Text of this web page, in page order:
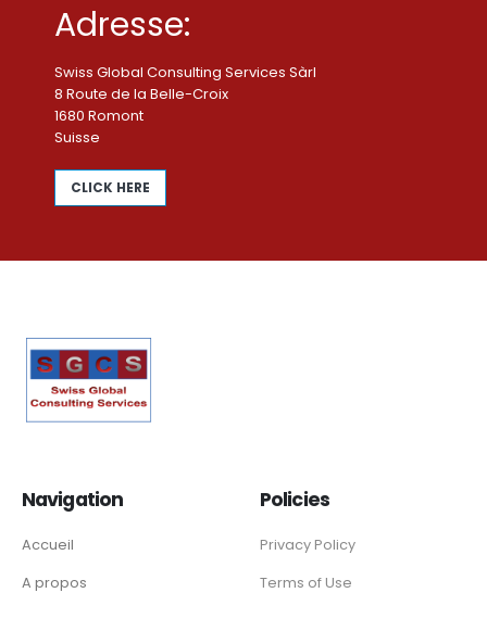
Adresse:
Swiss Global Consulting Services Sàrl
8 Route de la Belle-Croix
1680 Romont
Suisse
CLICK HERE
Navigation
Accueil
A propos
Policies
Privacy Policy
Terms of Use